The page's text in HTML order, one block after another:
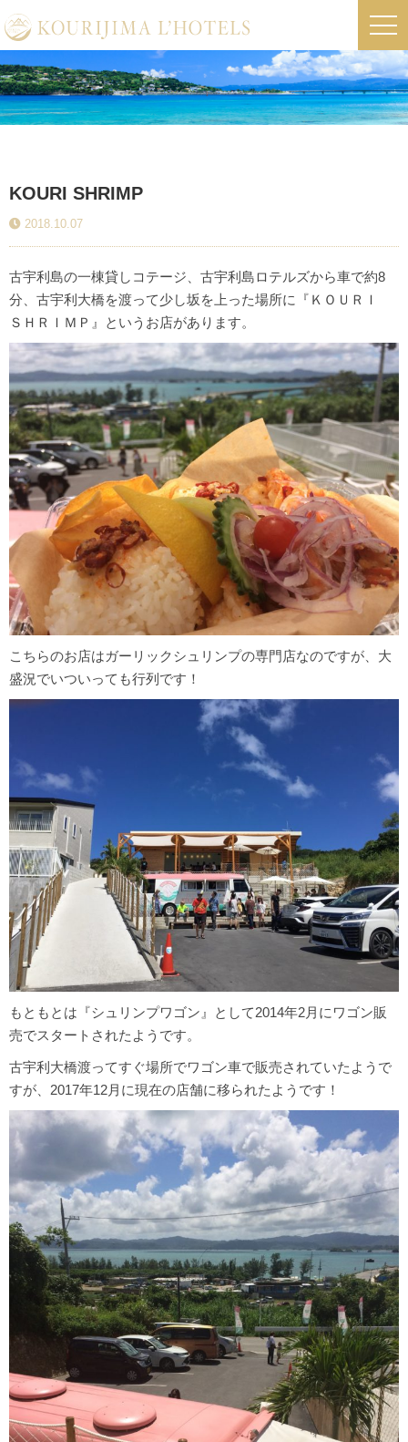
KOURI SHRIMP
2018.10.07
古宇利島の一棟貸しコテージ、古宇利島ロテルズから車で約8
分、古宇利大橋を渡って少し坂を上った場所に『ＫＯＵＲＩ
ＳＨＲＩＭＰ』というお店があります。
こちらのお店はガーリックシュリンプの専門店なのですが、大
盛況でいついっても行列です！
もともとは『シュリンプワゴン』として2014年2月にワゴン販
売でスタートされたようです。
古宇利大橋渡ってすぐ場所でワゴン車で販売されていたようで
すが、2017年12月に現在の店舗に移られたようです！